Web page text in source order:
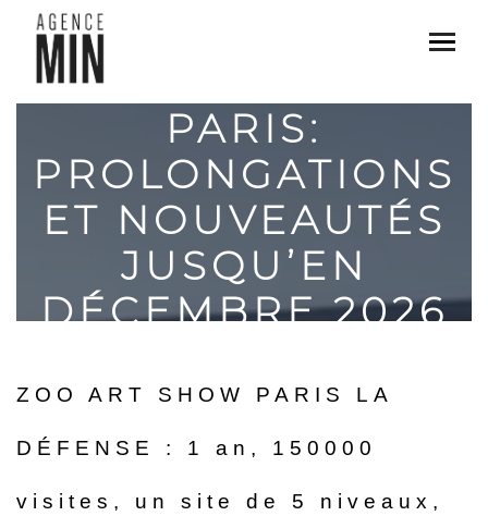
ZOO ART SHOW
PARIS:
PROLONGATIONS
ET NOUVEAUTÉS
JUSQU’EN
DÉCEMBRE 2026
ZOO ART SHOW PARIS LA
DÉFENSE : 1 an, 150000
visites, un site de 5 niveaux,